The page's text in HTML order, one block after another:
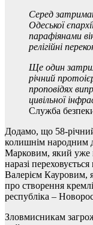
Серед
Одеської
парафіянами
релігійні
Ще один
річний
проповідях
цивільної
Служба
Додамо, що 58-
колишнім народним
Марковим, який уже
наразі
Валерієм Кауровим,
про створення
республіка –
Зловмисникам